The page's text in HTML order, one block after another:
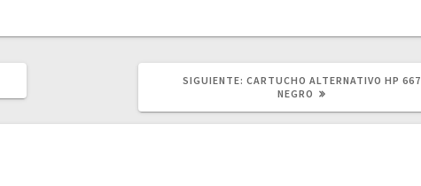
SIGUIENTE: SIGUIENTE
POST:
CARTUCHO ALTERNATIVO HP 667
NEGRO